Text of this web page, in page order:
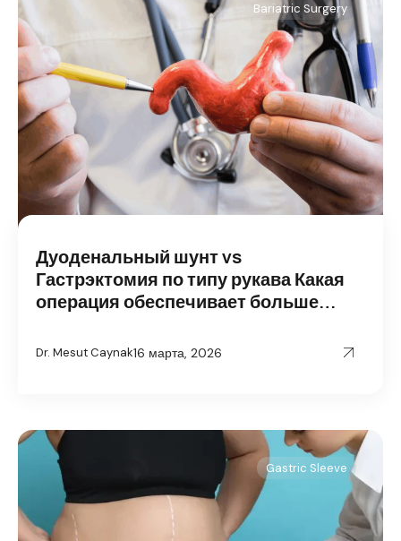
Bariatric Surgery
Дуоденальный шунт vs
Гастрэктомия по типу рукава Какая
операция обеспечивает больше
Dr. Mesut Caynak16 марта, 2026
Gastric Sleeve